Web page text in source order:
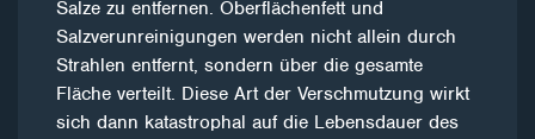
Salze zu entfernen. Oberflächenfett und
Salzverunreinigungen werden nicht allein durch
Strahlen entfernt, sondern über die gesamte
Fläche verteilt. Diese Art der Verschmutzung wirkt
sich dann katastrophal auf die Lebensdauer des